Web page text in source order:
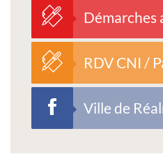
Démarches
RDV CNI /
Ville de